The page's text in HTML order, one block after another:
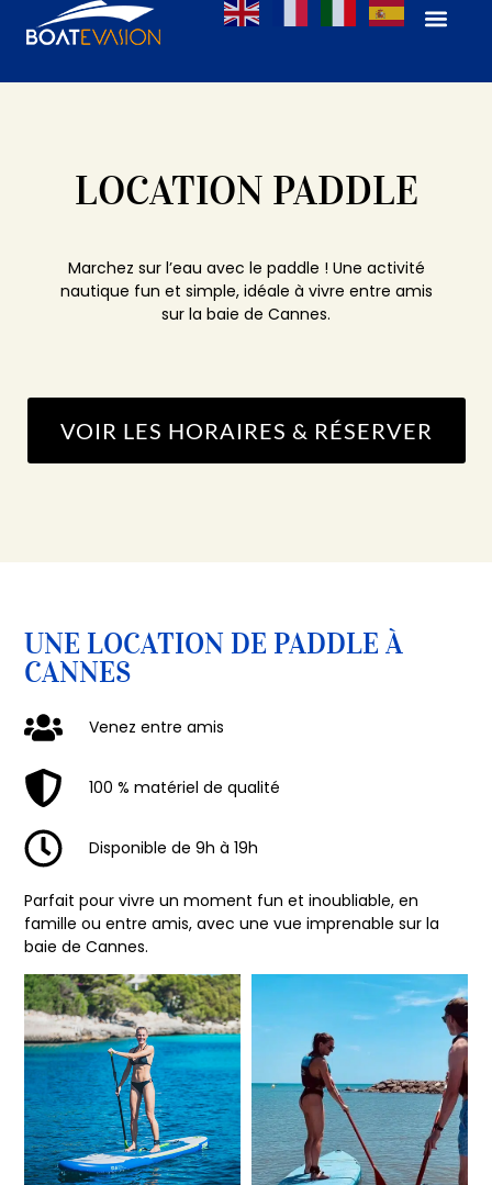
LOCATION PADDLE
Marchez sur l’eau avec le paddle ! Une activité
nautique fun et simple, idéale à vivre entre amis
sur la baie de Cannes.
VOIR LES HORAIRES & RÉSERVER
UNE LOCATION DE PADDLE À
CANNES
Venez entre amis
100 % matériel de qualité
Disponible de 9h à 19h
Parfait pour vivre un moment fun et inoubliable, en
famille ou entre amis, avec une vue imprenable sur la
baie de Cannes.